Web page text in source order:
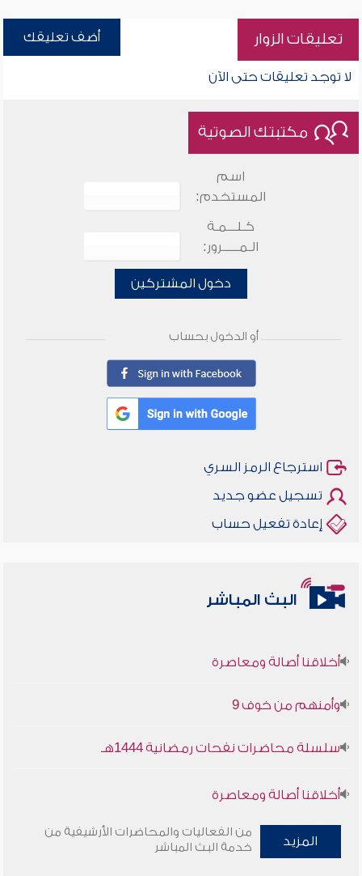
تعليقات الزوار أضف تعليقك
لا توجد تعليقات حتى الآن
مكتبتك الصوتية
اسم
المستخدم:
كـلـــمـة
الـمـــــرور:
دخول المشتركين
أو الدخول بحساب
استرجاع الرمز السري
تسجيل عضو جديد
إعادة تفعيل حساب
البث المباشر
أخلاقنا أصالة ومعاصرة
وأمنهم من خوف 9
سلسلة محاضرات نفحات رمضانية 1444هـ
أخلاقنا أصالة ومعاصرة
وأمنهم من خوف 9
المزيد
من الفعاليات والمحاضرات الأرشيفية من
خدمة البث المباشر